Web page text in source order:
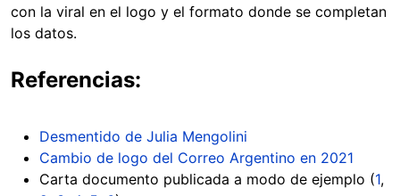
con la viral en el logo y el formato donde se completan
los datos.
Referencias:
Desmentido de Julia Mengolini
Cambio de logo del Correo Argentino en 2021
Carta documento publicada a modo de ejemplo (1,